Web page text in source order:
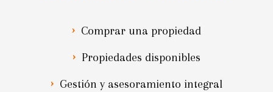
Comprar una propiedad
Propiedades disponibles
Gestión y asesoramiento integral